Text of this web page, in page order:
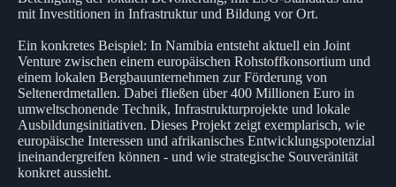
mit Investitionen in Infrastruktur und Bildung vor Ort.
Ein konkretes Beispiel: In Namibia entsteht aktuell ein Joint
Venture zwischen einem europäischen Rohstoffkonsortium und
einem lokalen Bergbauunternehmen zur Förderung von
Seltenerdmetallen. Dabei fließen über 400 Millionen Euro in
umweltschonende Technik, Infrastrukturprojekte und lokale
Ausbildungsinitiativen. Dieses Projekt zeigt exemplarisch, wie
europäische Interessen und afrikanisches Entwicklungspotenzial
ineinandergreifen können - und wie strategische Souveränität
konkret aussieht.